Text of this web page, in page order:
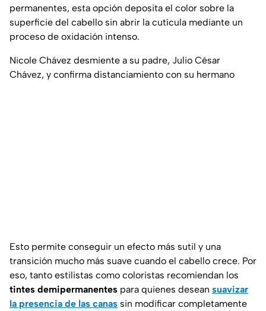
permanentes, esta opción deposita el color sobre la
superficie del cabello sin abrir la cutícula mediante un
proceso de oxidación intenso.
Nicole Chávez desmiente a su padre, Julio César
Chávez, y confirma distanciamiento con su hermano
Esto permite conseguir un efecto más sutil y una
transición mucho más suave cuando el cabello crece. Por
eso, tanto estilistas como coloristas recomiendan los
tintes demipermanentes para quienes desean suavizar
la presencia de las canas sin modificar completamente